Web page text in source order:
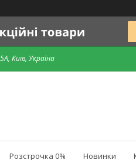
Київ, Україна
Розстрочка 0% Новинки